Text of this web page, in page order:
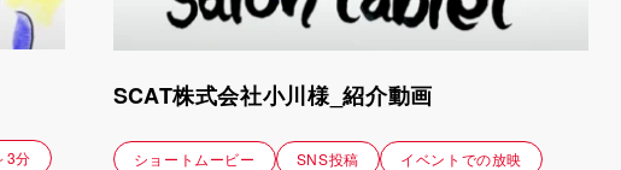
3分
SCAT株式会社小川様_紹介動画
ショートムービー SNS投稿
イベントでの放映